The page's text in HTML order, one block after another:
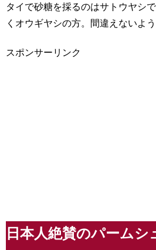
タイで砂糖を採るのはサトウヤシ
くオウギヤシの方。間違えないよう
スポンサーリンク
日本人絶賛のパームシ